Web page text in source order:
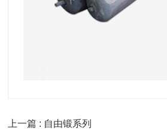
上一篇 : 自由锻系列